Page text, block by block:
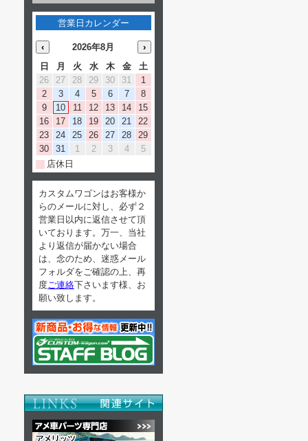
営業日カレンダー
‹ 2026年8月
›
日
月 火 水 木 金
土
26
27 28 29 30 31
1
2
3 4 5 6 7
8
9
10 11 12 13 14
15
16
17 18 19 20 21
22
23
24 25 26 27 28
29
30
31 1 2 3 4
5
店休日
カスタムワゴンはお客様か
らのメールに対し、必ず２
営業日以内に返信させて頂
いております。万一、当社
より返信が届かない場合
は、念のため、迷惑メール
フォルダをご確認の上、再
度 ご連絡下さいます様、お
願い致します。